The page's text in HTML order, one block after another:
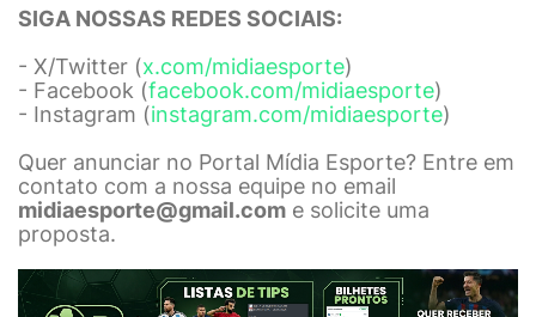
SIGA NOSSAS REDES SOCIAIS:
- X/Twitter (x.com/midiaesporte)
- Facebook (facebook.com/midiaesporte)
- Instagram (instagram.com/midiaesporte)
Quer anunciar no Portal Mídia Esporte? Entre em
contato com a nossa equipe no email
midiaesporte@gmail.com e solicite uma
proposta.